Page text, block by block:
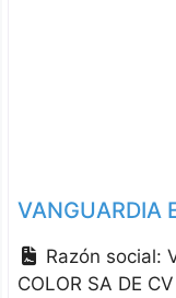
VANGUARDIA
Razón social:
COLOR SA DE CV